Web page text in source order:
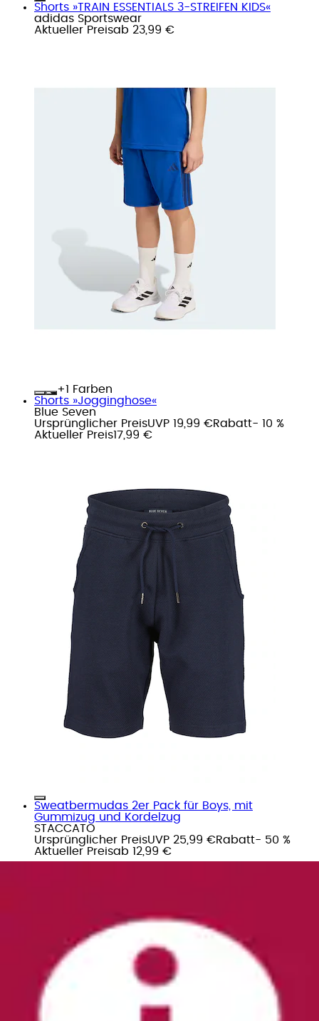
Shorts »TRAIN ESSENTIALS 3-STREIFEN KIDS«
adidas Sportswear
Aktueller Preisab 23,99 €
+
Farben
Shorts »Jogginghose«
Blue Seven
Ursprünglicher PreisUVP 19,99 €Rabatt- 10 %
Aktueller Preis17,99 €
Sweatbermudas 2er Pack für Boys, mit
Gummizug und Kordelzug
STACCATO
Ursprünglicher PreisUVP 25,99 €Rabatt- 50 %
Aktueller Preisab 12,99 €